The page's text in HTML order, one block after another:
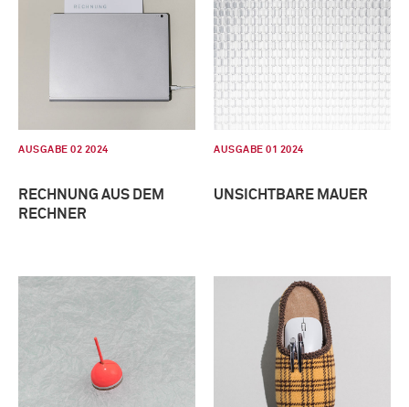
AUSGABE 02 2024
RECHNUNG AUS DEM
RECHNER
AUSGABE 01 2024
UNSICHTBARE MAUER